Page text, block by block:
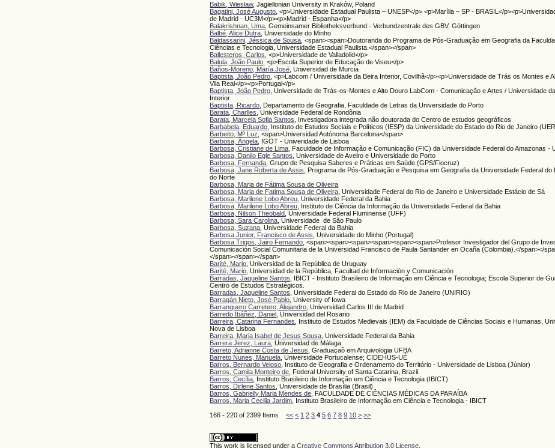
Babik, Wiesław, Jagiellonian University in Kraków, Poland
Bagatini, José Augusto, <p>Universidade Estadual Paulista – UNESP</p> <p>Marília – SP - BRASIL</
de Madrid - UC3M</p><p>Madrid - Espanha</p>
Balakrishnan, Uma, Gemeinsamer Bibliotheksverbund - Verbundzentrale des GBV, Göttingen
Balbé, Alice Dutra, Universidade do Minho
Baldassarini, Jéssica de Sousa, <span><span>Doutoranda do Programa de Pós-Graduação em Geografia da
Ciências e Tecnologia, Universidade Estadual Paulista.</span></span>
Ballesteros, Carlos, <p>Universidade de Valladolid</p>
Balula, João Paulo, <p>Escola Superior de Educação de Viseu</p>
Baños-Moreno, María José, Universidad de Murcia
Baptista, João Pedro, <p>Labcom / Universidade da Beira Interior, Covilhã</p><p>Universidade de Trás os Montes e
Vila Real</p><p>Portugal</p>
Baptista, João Pedro, Universidade de Trás-os-Montes e Alto Douro LabCom - Comunicação e Artes / Universidade
Interior
Baptista, Ricardo, Departamento de Geografia, Faculdade de Letras da Universidade do Porto
Barata, Charlles, Universidade Federal de Rondônia
Barata, Marcela Sofia Santos, Investigadora integrada não doutorada do Centro de estudos geográficos
Barbabela, Eduardo, Instituto de Estudos Sociais e Políticos (IESP) da Universidade do Estado do Rio de Janeiro
Barbeito, Mº Luz, <span>Universidad Autónoma Barcelona</span>
Barbosa, Ângela, IGOT - Univeridade de Lisboa
Barbosa, Cristiane de Lima, Faculdade de Informação e Comunicação (FIC) da Universidade Federal do Amazonas -
Barbosa, Danilo Egle Santos, Universidade de Aveiro e Universidade do Porto
Barbosa, Fernanda, Grupo de Pesquisa Saberes e Práticas em Saúde (GPS/Fiocruz)
Barbosa, Jane Roberta de Assis, Programa de Pós-Graduação e Pesquisa em Geografia da Universidade Federal do
do Norte
Barbosa, Maria de Fátima Sousa de Oliveira
Barbosa, Maria de Fatima Sousa de Oliveira, Universidade Federal do Rio de Janeiro e Universidade Estácio de Sá
Barbosa, Marilene Lobo Abreu, Universidade Federal da Bahia
Barbosa, Marilene Lobo Abreu, Instituto de Ciência da Informação da Universidade Federal da Bahia
Barbosa, Nilson Theobald, Universidade Federal Fluminense (UFF)
Barbosa, Sara Carolina, Universidade de São Paulo
Barbosa, Suzana, Universidade Federal da Bahia
Barbosa Junior, Francisco de Assis, Universidade do Minho (Portugal)
Barbosa Trigos, Jairo Fernando, <span><span><span><span><span><span>Profesor Investigador del Grupo de
Comunicación Social Comunitaria de la Universidad Francisco de Paula Santander en Ocaña (Colombia).</span></
</span></span></span>
Barité, Mario, Universidad de la República de Uruguay
Barité, Mario, Universidad de la República, Facultad de Información y Comunicación
Barradas, Jaqueline Santos, IBICT - Instituto Brasileiro de Informação em Ciência e Tecnologia; Escola Superior de
Centro de Estudos Estratégicos.
Barradas, Jaqueline Santos, Universidade Federal do Estado do Rio de Janeiro (UNIRIO)
Barragán Nieto, José Pablo, University of Iowa
Barranquero Carretero, Alejandro, Universidad Carlos III de Madrid
Barredo Ibáñez, Daniel , Universidad del Rosario
Barreira, Catarina Fernandes, Instituto de Estudos Medievais (IEM) da Faculdade de Ciências Sociais e Humanas,
Nova de Lisboa
Barreira, Maria Isabel de Jesus Sousa, Universidade Federal da Bahia
Barrera Jerez, Laura, Universidad de Málaga
Barreto, Adrianne Costa de Jesus, Graduaçaõ em Arquivologia UFBA
Barreto Nunes, Manuela, Universidade Portucalense; CIDEHUS-UÉ
Barros, Bernardo Veloso, Instituto de Geografia e Ordenamento do Território - Universidade de Lisboa (Júnior)
Barros, Camila Monteiro de, Federal University of Santa Catarina, Brazil.
Barros, Cecília, Instituto Brasileiro de Informação em Ciência e Tecnologia (IBICT)
Barros, Dirlene Santos, Universidade de Brasília (Brasil)
Barros, Gabrielly Maria Mendes de, FACULDADE DE CIÊNCIAS MÉDICAS DA PARAÍBA
Barros, Maria Cecilia Jardim, Instituto Brasileiro de Informação em Ciência e Tecnologia - IBICT
166 - 220 of 2399 Items<< < 1 2 3 4 5 6 7 8 9 10 > >>
This work is licensed under aCreative Commons Attribution 3.0 License.